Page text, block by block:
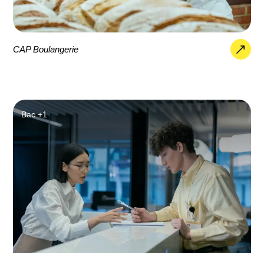
CAP Boulangerie
Bac +1